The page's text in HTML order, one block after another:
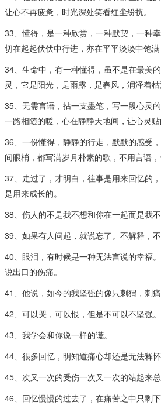
让心不再疲惫，时光深处笑看红尘纷扰。
33、懂得，是一种欣赏，一种默契，一种
切在起起伏伏中行进，亦在平平淡淡中饱满
34、生命中，有一种懂得，虽不是在最美
灵，它是阳光，是雨露，是春风，润泽着枯
35、无需言语，拈一支墨笔，写一段心灵
一路相随的暖，心在静静天地间，让心灵贴
36、一份懂得，静静的行走，默默的感受
间眼梢，都写满岁月朴素的歌，不用言语，
37、走过了，才明白，往事是用来回忆的
是用来成长的。
38、伤人的不是我不想和你在一起而是我不
39、如果有人问起，就说忘了。不解释，不
40、眼泪，有时候是一种无法言说的幸福
说出口的伤痛。
41、他说，如今的我坚强的像只刺猬，刺痛
42、可以哭，可以恨，但是不可以不坚强。
43、我学会和你说一样的谎。
44、很多回忆，明知道痛心却还是无法释怀
45、次又一次的受伤一次又一次的站起来总
46、回忆慢慢的过去了，在痛苦之中只剩下